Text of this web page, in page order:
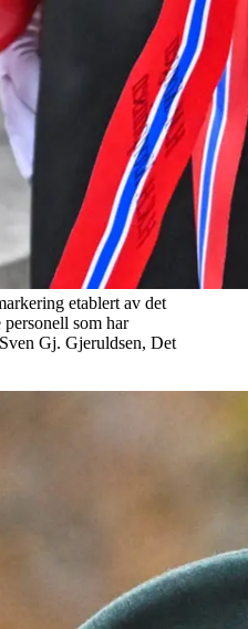
etablert av det
som har
Gj. Gjeruldsen, Det